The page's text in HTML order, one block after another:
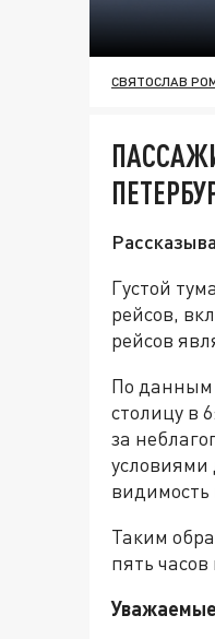
СВЯТОСЛАВ
Густой
рейсов,
рейсов
По данным
столицу в
за
условиями
видимость
Таким
пять